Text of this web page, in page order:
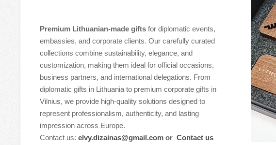
Premium Lithuanian-made gifts for diplomatic events,
embassies, and corporate clients. Our carefully curated
collections combine sustainability, elegance, and
customization, making them ideal for official occasions,
business partners, and international delegations. From
diplomatic gifts in Lithuania to premium corporate gifts in
Vilnius, we provide high-quality solutions designed to
represent professionalism, authenticity, and lasting
impression across Europe.
Contact us: elvy.dizainas@gmail.com or Contact us